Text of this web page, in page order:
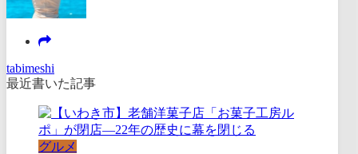
tabimeshi
最近書いた記事
グルメ